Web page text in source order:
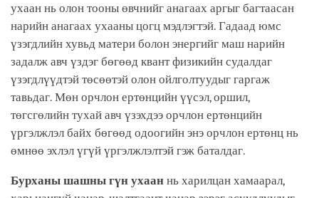
ухаан нь олон тооны өвчнийг анагаах аргыг багтаасан
нарийн анагаах ухааны цогц мэдлэгтэй. Гадаад юмс
үзэгдлийн хувьд матери болон энергийг маш нарийн
задалж авч үздэг бөгөөд квант физикийн судалдаг
үзэгдлүүдтэй төсөөтэй олон ойлголтуудыг гаргаж
тавьдаг. Мөн орчлон ертөнцийн үүсэл, оршил,
төгсгөлийн тухай авч үзэхдээ орчлон ертөнцийн
үргэлжлэл байх бөгөөд одоогийн энэ орчлон ертөнц нь
өмнөө эхлэл үгүй үргэлжлэлтэй гэж баталдаг.
Бурханы шашны гүн ухаан нь харилцан хамаарал,